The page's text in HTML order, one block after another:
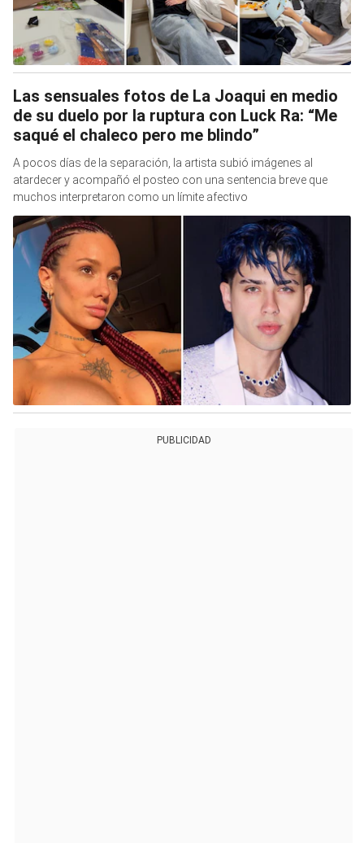
Las sensuales fotos de La Joaqui en medio
de su duelo por la ruptura con Luck Ra: “Me
saqué el chaleco pero me blindo”
A pocos días de la separación, la artista subió imágenes al
atardecer y acompañó el posteo con una sentencia breve que
muchos interpretaron como un límite afectivo
PUBLICIDAD